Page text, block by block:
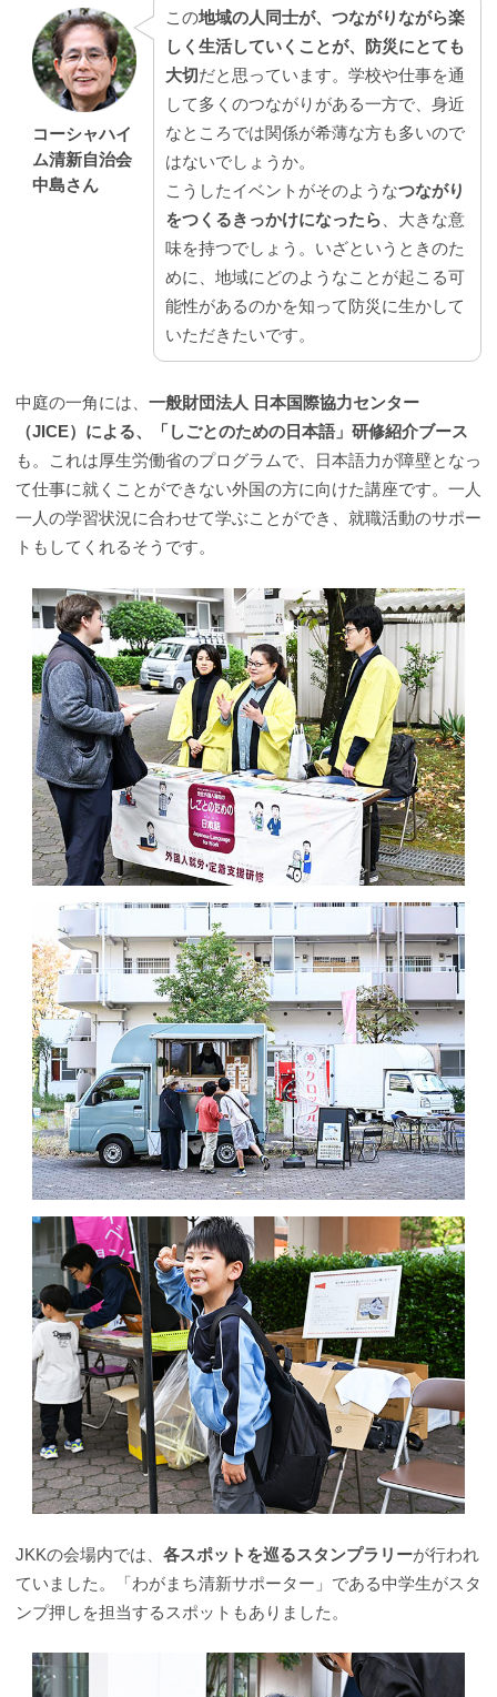
コーシャハイ
ム清新自治会
中島さん
この地域の人同士が、つながりながら楽
しく生活していくことが、防災にとても
大切だと思っています。学校や仕事を通
して多くのつながりがある一方で、身近
なところでは関係が希薄な方も多いので
はないでしょうか。
こうしたイベントがそのようなつながり
をつくるきっかけになったら、大きな意
味を持つでしょう。いざというときのた
めに、地域にどのようなことが起こる可
能性があるのかを知って防災に生かして
いただきたいです。
中庭の一角には、 一般財団法人 日本国際協力センター
（JICE）による、「しごとのための日本語」研修紹介ブース
も。これは厚生労働省のプログラムで、日本語力が障壁となっ
て仕事に就くことができない外国の方に向けた講座です。一人
一人の学習状況に合わせて学ぶことができ、就職活動のサポー
トもしてくれるそうです。
JKKの会場内では、 各スポットを巡るスタンプラリーが行われ
ていました。「わがまち清新サポーター」である中学生がスタ
ンプ押しを担当するスポットもありました。